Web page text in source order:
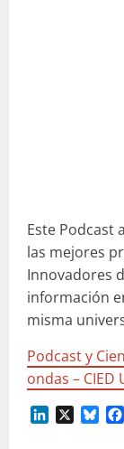
Este Podcast
las mejores
Innovadores
información
misma
Podcast y
ondas – CIED
LinkedIn